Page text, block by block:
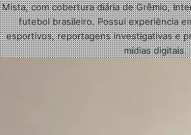
Mista, com cobertura diária de Grêmio,
futebol brasileiro. Possui experiência
esportivos, reportagens investigativas e
mídias digitais.